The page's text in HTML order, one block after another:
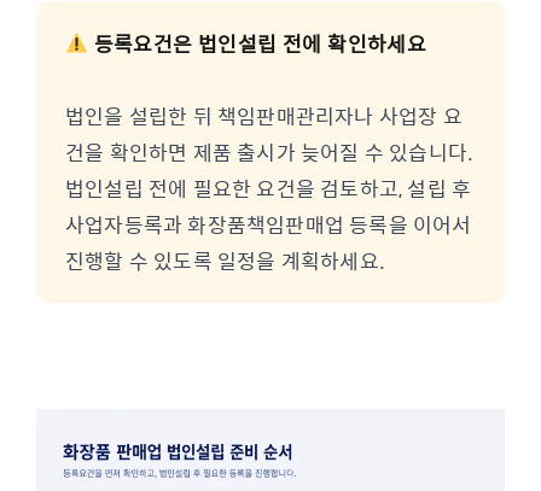
등록요건은 법인설립 전에 확인하세요
법인을 설립한 뒤 책임판매관리자나 사업장 요
건을 확인하면 제품 출시가 늦어질 수 있습니다.
법인설립 전에 필요한 요건을 검토하고, 설립 후
사업자등록과 화장품책임판매업 등록을 이어서
진행할 수 있도록 일정을 계획하세요.